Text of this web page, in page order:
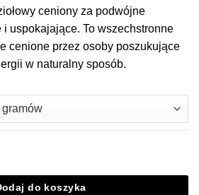
ceniony za podwójne
i uspokajające. To wszechstronne
cenione przez osoby poszukujące
w naturalny sposób.
do koszyka